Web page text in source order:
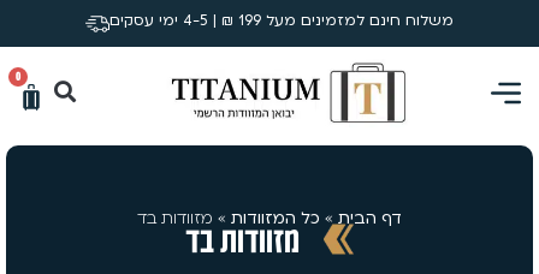
משלוח חינם למזמינים מעל 199 ₪ | 4-5 ימי עסקים
0
דף הבית» כל המזוודות » מזוודות בדמזוודות בד